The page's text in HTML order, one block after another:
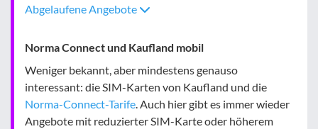
Abgelaufene Angebote
Norma Connect und Kaufland mobil
Weniger bekannt, aber mindestens genauso
interessant: die SIM-Karten von Kaufland und die
Norma-Connect-Tarife. Auch hier gibt es immer wieder
Angebote mit reduzierter SIM-Karte oder höherem